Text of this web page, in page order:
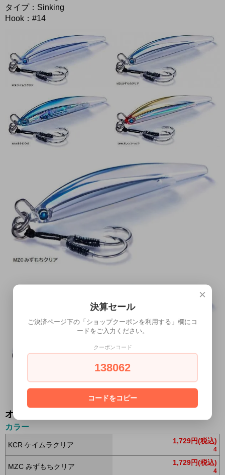
タイプ：Sinking
Hook：#14
オプションの値段詳細
カラー
KCR ケイムラクリア 1,729円(税込)
4
MZC みずもちクリア 1,729円(税込)
4
×
決算セール
ご決済ページ下の「ショップクーポンを利用する」欄にコ
ードをご入力ください。
クーポンコード
138062
コードをコピー